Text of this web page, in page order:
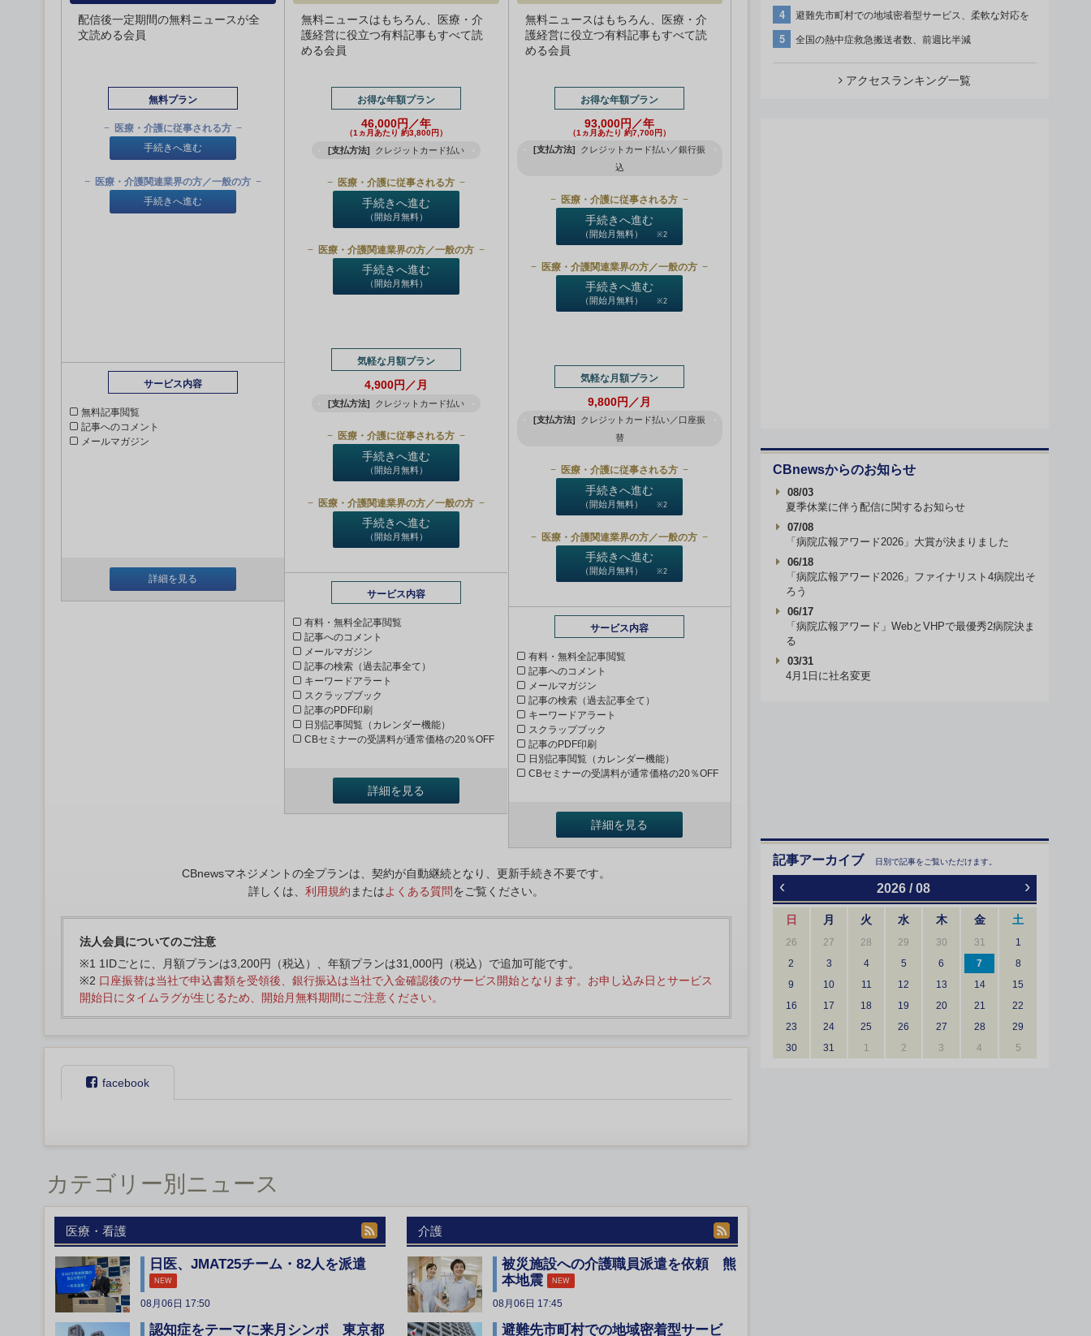
配信後一定期間の無料ニュースが全
文読める会員
無料プラン
医療・介護に従事される方
手続きへ進む
医療・介護関連業界の方／一般の方
手続きへ進む
サービス内容
無料記事閲覧
記事へのコメント
メールマガジン
詳細を見る
無料ニュースはもちろん、医療・介
護経営に役立つ有料記事もすべて読
める会員
お得な年額プラン
46,000円／年
（1ヵ月あたり 約3,800円）
[支払方法] クレジットカード払い
医療・介護に従事される方
手続きへ進む
（開始月無料）
医療・介護関連業界の方／一般の方
手続きへ進む
（開始月無料）
気軽な月額プラン
4,900円／月
[支払方法] クレジットカード払い
医療・介護に従事される方
手続きへ進む
（開始月無料）
医療・介護関連業界の方／一般の方
手続きへ進む
（開始月無料）
サービス内容
有料・無料全記事閲覧
記事へのコメント
メールマガジン
記事の検索（過去記事全て）
キーワードアラート
スクラップブック
記事のPDF印刷
日別記事閲覧（カレンダー機能）
CBセミナーの受講料が通常価格の20％OFF
詳細を見る
無料ニュースはもちろん、医療・介
護経営に役立つ有料記事もすべて読
める会員
お得な年額プラン
93,000円／年
（1ヵ月あたり 約7,700円）
[支払方法]
クレジットカード払い／銀行振
込
医療・介護に従事される方
手続きへ進む
（開始月無料） ※2
医療・介護関連業界の方／一般の方
手続きへ進む
（開始月無料） ※2
気軽な月額プラン
9,800円／月
[支払方法]
クレジットカード払い／口座振
替
医療・介護に従事される方
手続きへ進む
（開始月無料） ※2
医療・介護関連業界の方／一般の方
手続きへ進む
（開始月無料） ※2
サービス内容
有料・無料全記事閲覧
記事へのコメント
メールマガジン
記事の検索（過去記事全て）
キーワードアラート
スクラップブック
記事のPDF印刷
日別記事閲覧（カレンダー機能）
CBセミナーの受講料が通常価格の20％OFF
詳細を見る
CBnewsマネジメントの全プランは、契約が自動継続となり、更新手続き不要です。
詳しくは、 利用規約 またはよくある質問をご覧ください。
法人会員についてのご注意
※1 1IDごとに、月額プランは3,200円（税込）、年額プランは31,000円（税込）で追加可能です。
※2 口座振替は当社で申込書類を受領後、銀行振込は当社で入金確認後のサービス開始となります。お申し込み日とサービス
開始日にタイムラグが生じるため、開始月無料期間にご注意ください。
facebook
カテゴリー別ニュース
医療・看護
日医、JMAT25チーム・82人を派遣
NEW
08月06日 17:50
認知症をテーマに来月シンポ 東京都
介護
被災施設への介護職員派遣を依頼 熊
本地震
NEW
08月06日 17:45
避難先市町村での地域密着型サービ
4 避難先市町村での地域密着型サービス、柔軟な対応を
5 全国の熱中症救急搬送者数、前週比半減
アクセスランキング一覧
CBnewsからのお知らせ
08/03
夏季休業に伴う配信に関するお知らせ
07/08
「病院広報アワード2026」大賞が決まりました
06/18
「病院広報アワード2026」ファイナリスト4病院出そ
ろう
06/17
「病院広報アワード」WebとVHPで最優秀2病院決ま
る
03/31
4月1日に社名変更
記事アーカイブ 日別で記事をご覧いただけます。
‹ 2026 / 08 ›
日 月 火 水 木 金 土
26 27 28 29 30 31
1
2
3 4 5 6 7
8
9
10 11 12 13 14
15
16
17 18 19 20 21
22
23
24 25 26 27 28
29
30
31 1 2 3 4 5